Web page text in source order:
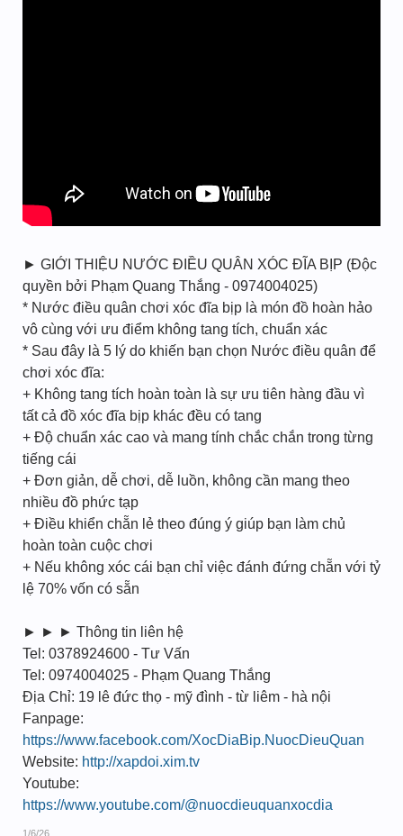
► GIỚI THIỆU NƯỚC ĐIỀU QUÂN XÓC ĐĨA BỊP (Độc
quyền bởi Phạm Quang Thắng - 0974004025)
* Nước điều quân chơi xóc đĩa bịp là món đồ hoàn hảo
vô cùng với ưu điểm không tang tích, chuẩn xác
* Sau đây là 5 lý do khiến bạn chọn Nước điều quân để
chơi xóc đĩa:
+ Không tang tích hoàn toàn là sự ưu tiên hàng đầu vì
tất cả đồ xóc đĩa bịp khác đều có tang
+ Độ chuẩn xác cao và mang tính chắc chắn trong từng
tiếng cái
+ Đơn giản, dễ chơi, dễ luồn, không cần mang theo
nhiều đồ phức tạp
+ Điều khiển chẵn lẻ theo đúng ý giúp bạn làm chủ
hoàn toàn cuộc chơi
+ Nếu không xóc cái bạn chỉ việc đánh đứng chẵn với tỷ
lệ 70% vốn có sẵn
► ► ► Thông tin liên hệ
Tel: 0378924600 - Tư Vấn
Tel: 0974004025 - Phạm Quang Thắng
Địa Chỉ: 19 lê đức thọ - mỹ đình - từ liêm - hà nội
Fanpage:
https://www.facebook.com/XocDiaBip.NuocDieuQuan
Website: http://xapdoi.xim.tv
Youtube:
https://www.youtube.com/@nuocdieuquanxocdia
1/6/26